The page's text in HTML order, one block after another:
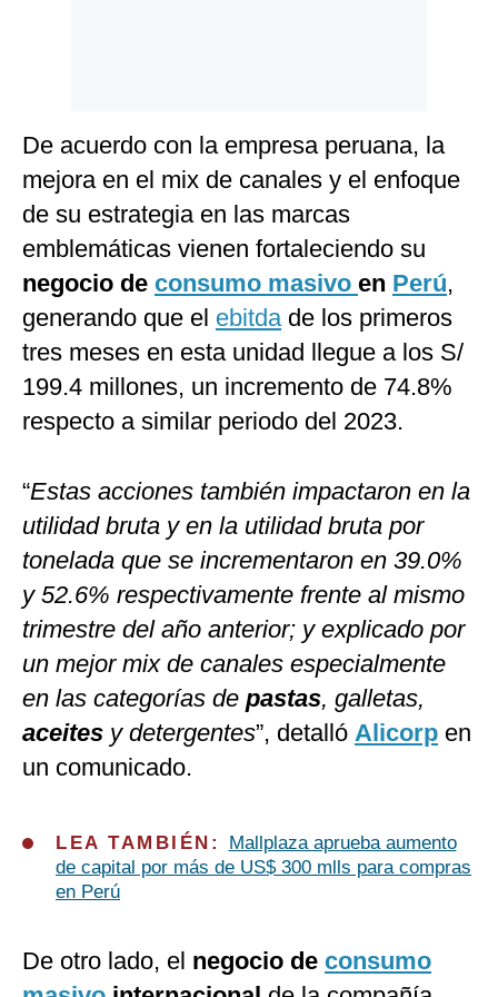
De acuerdo con la empresa peruana, la
mejora en el mix de canales y el enfoque
de su estrategia en las marcas
emblemáticas vienen fortaleciendo su
negocio de consumo masivo en Perú,
generando que el ebitdade los primeros
tres meses en esta unidad llegue a los S/
199.4 millones, un incremento de 74.8%
respecto a similar periodo del 2023.
“Estas acciones también impactaron en la
utilidad bruta y en la utilidad bruta por
tonelada que se incrementaron en 39.0%
y 52.6% respectivamente frente al mismo
trimestre del año anterior; y explicado por
un mejor mix de canales especialmente
en las categorías de pastas, galletas,
aceites y detergentes”, detalló Alicorp en
un comunicado.
LEA TAMBIÉN:
Mallplaza aprueba aumento
de capital por más de US$ 300 mlls para compras
en Perú
De otro lado, el negocio de consumo